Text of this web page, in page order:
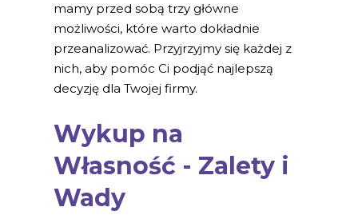
mamy przed sobą trzy główne
możliwości, które warto dokładnie
przeanalizować. Przyjrzyjmy się każdej z
nich, aby pomóc Ci podjąć najlepszą
decyzję dla Twojej firmy.
Wykup na
Własność - Zalety i
Wady